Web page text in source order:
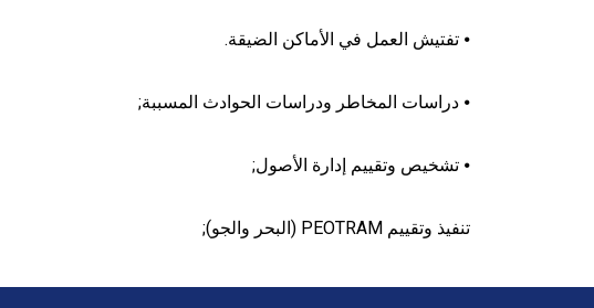
⦁ تفتيش العمل في الأماكن الضيقة.
⦁ دراسات المخاطر ودراسات الحوادث المسببة;
⦁ تشخيص وتقييم إدارة الأصول;
تنفيذ وتقييم PEOTRAM (البحر والجو) ;